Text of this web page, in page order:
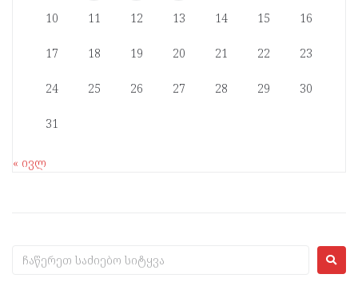
10 11 12 13 14 15 16
17 18 19 20 21 22 23
24 25 26 27 28 29 30
31
« ივლ